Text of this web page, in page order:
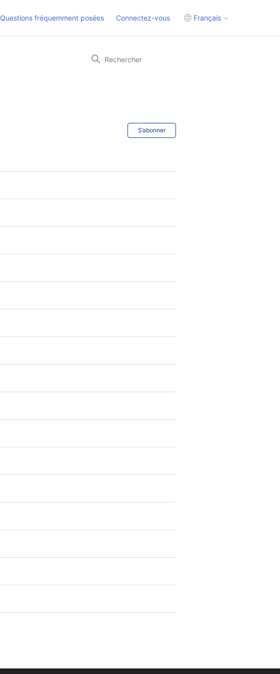
Questions fréquemment posées Connectez-vous Français
S’abonner